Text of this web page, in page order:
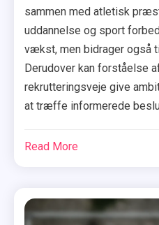
sammen med atletisk
uddannelse og sport
vækst, men bidrager også
Derudover kan forståelse
rekrutteringsveje give
at træffe informerede
Read More